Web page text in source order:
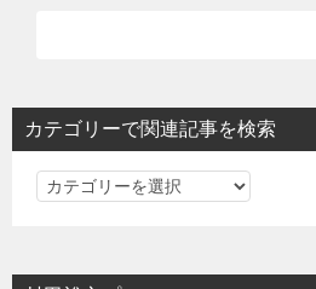
カテゴリーで関連記事を検索
カ
リ